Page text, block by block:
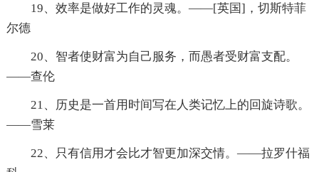
19、效率是做好工作的灵魂。——[英国]，切斯特菲
尔德
20、智者使财富为自己服务，而愚者受财富支配。
——查伦
21、历史是一首用时间写在人类记忆上的回旋诗歌。
——雪莱
22、只有信用才会比才智更加深交情。——拉罗什福